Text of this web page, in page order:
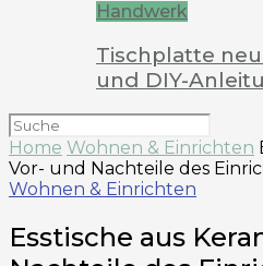
Handwerk
Tischplatte
und DIY-
Home Wohnen & Einrichten
Vor- und Nachteile des
Wohnen & Einrichten
Esstische aus